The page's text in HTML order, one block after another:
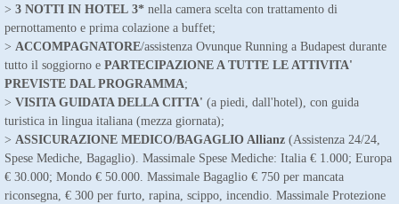
> 3 NOTTI IN HOTEL 3* nella camera scelta con trattamento di
pernottamento e prima colazione a buffet;
> ACCOMPAGNATORE/assistenza Ovunque Running a Budapest durante
tutto il soggiorno e PARTECIPAZIONE A TUTTE LE ATTIVITA'
PREVISTE DAL PROGRAMMA;
> VISITA GUIDATA DELLA CITTA' (a piedi, dall'hotel), con guida
turistica in lingua italiana (mezza giornata);
> ASSICURAZIONE MEDICO/BAGAGLIO Allianz (Assistenza 24/24,
Spese Mediche, Bagaglio). Massimale Spese Mediche: Italia € 1.000; Europa
€ 30.000; Mondo € 50.000. Massimale Bagaglio € 750 per mancata
riconsegna, € 300 per furto, rapina, scippo, incendio. Massimale Protezione